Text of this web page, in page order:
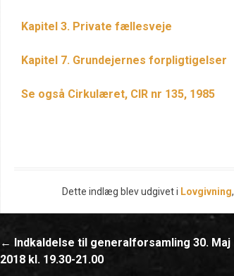
Kapitel 3. Private fællesveje
Kapitel 7. Grundejernes forpligtigelser
Se også Cirkulæret, CIR nr 135, 1985
Dette indlæg blev udgivet i Lovgivning,
Indlæg
← Indkaldelse til generalforsamling 30. Maj
2018 kl. 19.30-21.00